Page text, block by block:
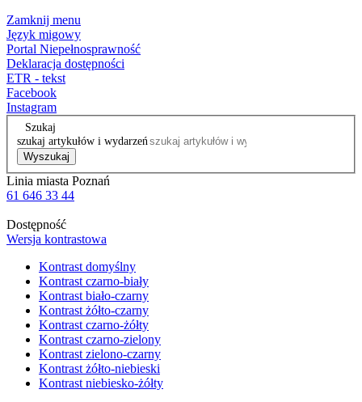
Zamknij menu
Język migowy
Portal Niepełnosprawność
Deklaracja dostępności
ETR - tekst
Facebook
Instagram
Szukaj
szukaj artykułów i wydarzeń
Wyszukaj
Linia miasta Poznań
61 646 33 44
Dostępność
Wersja kontrastowa
Kontrast domyślny
Kontrast czarno-biały
Kontrast biało-czarny
Kontrast żółto-czarny
Kontrast czarno-żółty
Kontrast czarno-zielony
Kontrast zielono-czarny
Kontrast żółto-niebieski
Kontrast niebiesko-żółty